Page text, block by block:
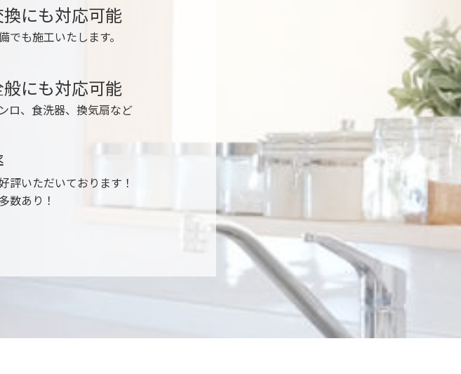
にも対応可能
でも施工いたします。
にも対応可能
ロ、食洗器、換気扇など
評いただいております！
数あり！